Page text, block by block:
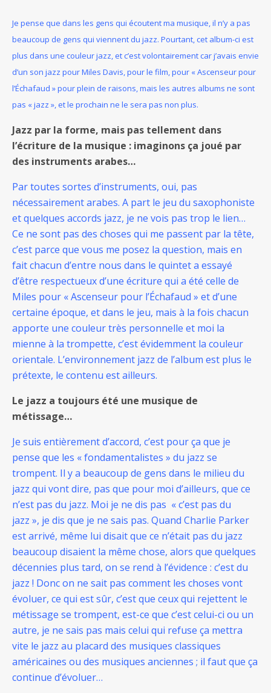
Je pense que dans les gens qui écoutent ma musique, il n’y a pas
beaucoup de gens qui viennent du jazz. Pourtant, cet album-ci est
plus dans une couleur jazz, et c’est volontairement car j’avais envie
d’un son jazz pour Miles Davis, pour le film, pour « Ascenseur pour
l’Échafaud » pour plein de raisons, mais les autres albums ne sont
pas « jazz », et le prochain ne le sera pas non plus.
Jazz par la forme, mais pas tellement dans
l’écriture de la musique : imaginons ça joué par
des instruments arabes…
Par toutes sortes d’instruments, oui, pas
nécessairement arabes. A part le jeu du saxophoniste
et quelques accords jazz, je ne vois pas trop le lien…
Ce ne sont pas des choses qui me passent par la tête,
c’est parce que vous me posez la question, mais en
fait chacun d’entre nous dans le quintet a essayé
d’être respectueux d’une écriture qui a été celle de
Miles pour « Ascenseur pour l’Échafaud » et d’une
certaine époque, et dans le jeu, mais à la fois chacun
apporte une couleur très personnelle et moi la
mienne à la trompette, c’est évidemment la couleur
orientale. L’environnement jazz de l’album est plus le
prétexte, le contenu est ailleurs.
Le jazz a toujours été une musique de
métissage…
Je suis entièrement d’accord, c’est pour ça que je
pense que les « fondamentalistes » du jazz se
trompent. Il y a beaucoup de gens dans le milieu du
jazz qui vont dire, pas que pour moi d’ailleurs, que ce
n’est pas du jazz. Moi je ne dis pas « c’est pas du
jazz », je dis que je ne sais pas. Quand Charlie Parker
est arrivé, même lui disait que ce n’était pas du jazz
beaucoup disaient la même chose, alors que quelques
décennies plus tard, on se rend à l’évidence : c’est du
jazz ! Donc on ne sait pas comment les choses vont
évoluer, ce qui est sûr, c’est que ceux qui rejettent le
métissage se trompent, est-ce que c’est celui-ci ou un
autre, je ne sais pas mais celui qui refuse ça mettra
vite le jazz au placard des musiques classiques
américaines ou des musiques anciennes ; il faut que ça
continue d’évoluer…